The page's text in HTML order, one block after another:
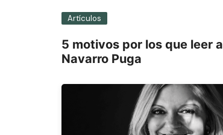
Artículos
5 motivos por los que leer
Navarro Puga